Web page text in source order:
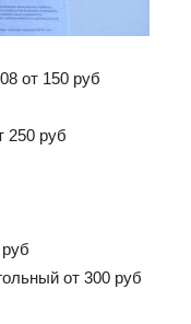
от 150 руб
руб
от 300 руб